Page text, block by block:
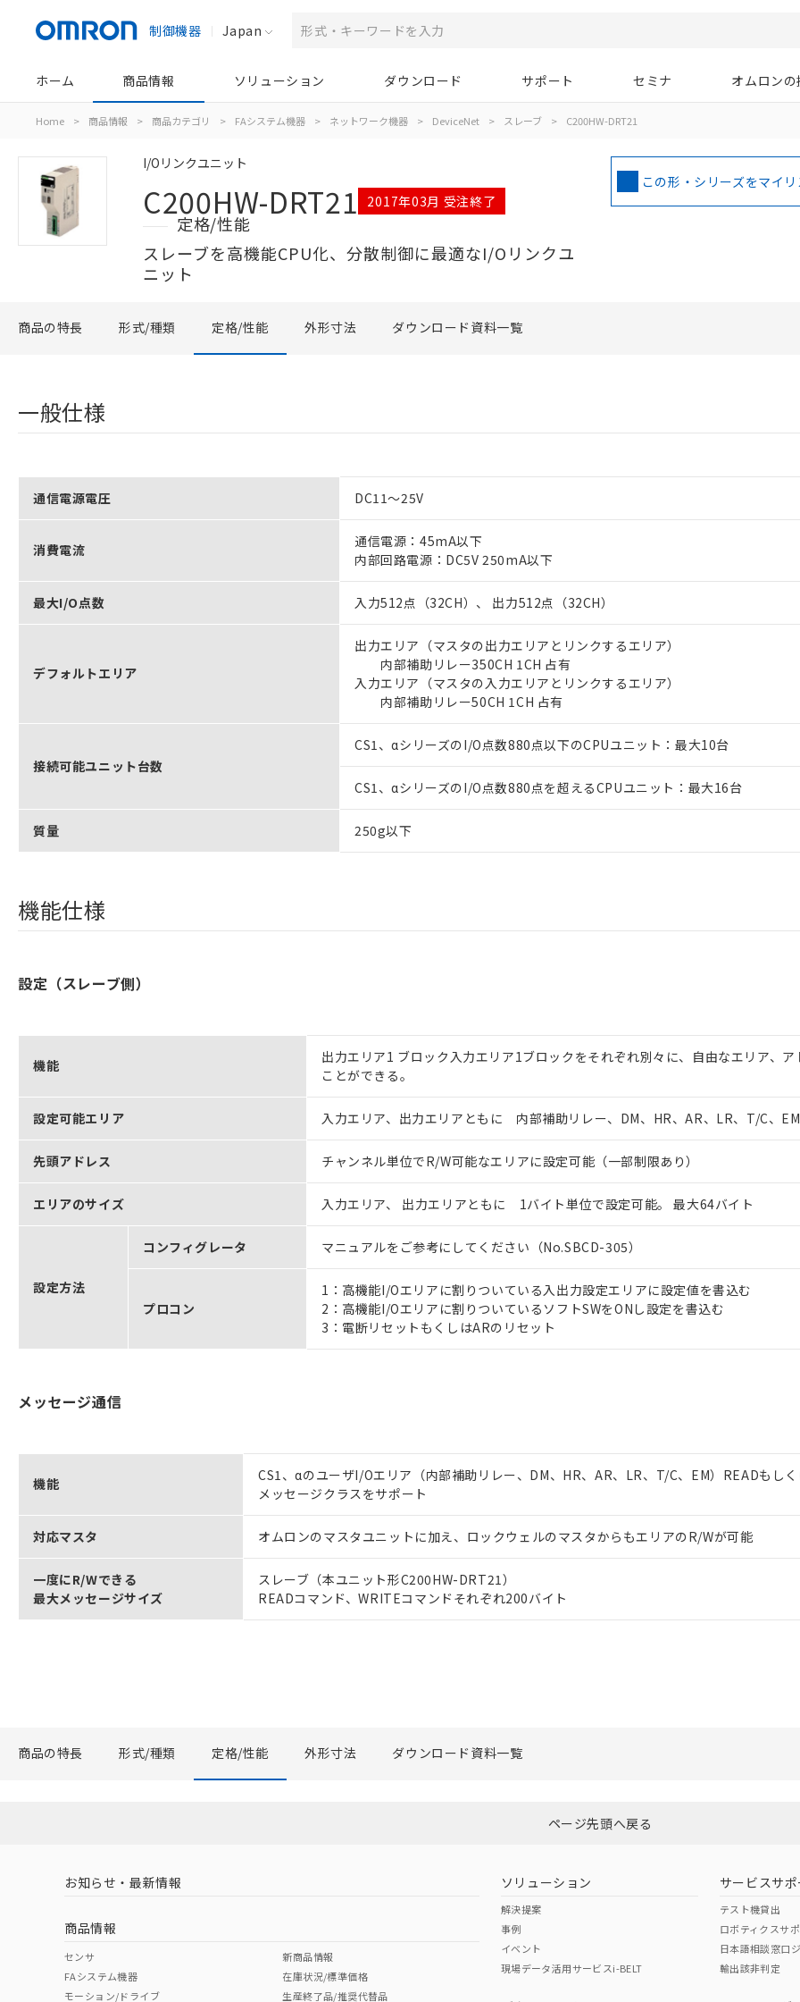
制御機器 Japan
ホーム 商品情報 ソリューション ダウンロード サポート セミナ オムロン
Home > 商品情報 > 商品カテゴリ > FAシステム機器 > ネットワーク機器 > DeviceNet > スレーブ > C200HW-DRT21
I/Oリンクユニット
C200HW-DRT21 2017年03月 受注終了
定格/性能
スレーブを高機能CPU化、分散制御に最適なI/Oリンクユ
ニット
この形・シリーズをマイ
商品の特長 形式/種類 定格/性能 外形寸法 ダウンロード資料一覧
一般仕様
通信電源電圧 DC11～25V
消費電流
通信電源：45mA以下
内部回路電源：DC5V 250mA以下
最大I/O点数 入力512点（32CH）、 出力512点（32CH）
デフォルトエリア
出力エリア（マスタの出力エリアとリンクするエリア）
内部補助リレー350CH 1CH 占有
入力エリア（マスタの入力エリアとリンクするエリア）
内部補助リレー50CH 1CH 占有
接続可能ユニット台数
CS1、αシリーズのI/O点数880点以下のCPUユニット：最大10台
CS1、αシリーズのI/O点数880点を超えるCPUユニット：最大16台
質量 250g以下
機能仕様
設定（スレーブ側）
機能
出力エリア1 ブロック入力エリア1ブロックをそれぞれ別々に、自由なエリア、ア
ことができる。
設定可能エリア 入力エリア、出力エリアともに 内部補助リレー、DM、HR、AR、LR、T/C、
先頭アドレス チャンネル単位でR/W可能なエリアに設定可能（一部制限あり）
エリアのサイズ 入力エリア、 出力エリアともに 1バイト単位で設定可能。 最大64バイト
設定方法
コンフィグレータ マニュアルをご参考にしてください（No.SBCD-305）
プロコン
1：高機能I/Oエリアに割りついている入出力設定エリアに設定値を書込む
2：高機能I/Oエリアに割りついているソフトSWをONし設定を書込む
3：電断リセットもくしはARのリセット
メッセージ通信
機能
CS1、αのユーザI/Oエリア（内部補助リレー、DM、HR、AR、LR、T/C、EM）READもし
メッセージクラスをサポート
対応マスタ オムロンのマスタユニットに加え、ロックウェルのマスタからもエリアのR/Wが可能
一度にR/Wできる
最大メッセージサイズ
スレーブ（本ユニット形C200HW-DRT21）
READコマンド、WRITEコマンドそれぞれ200バイト
商品の特長 形式/種類 定格/性能 外形寸法 ダウンロード資料一覧
ページ先頭へ戻る
お知らせ・最新情報
商品情報
センサ
FAシステム機器
モーション/ドライブ
新商品情報
在庫状況/標準価格
生産終了品/推奨代替品
ソリューション
解決提案
事例
イベント
現場データ活用サービスi-BELT
サービスサポ
テスト機貸出
ロボティクスサ
日本語相談窓口
輸出該非判定